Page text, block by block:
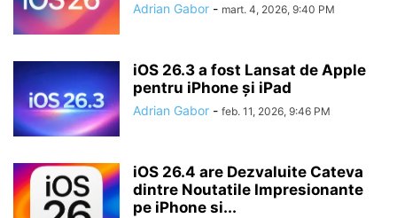
Adrian Gabor - mart. 4, 2026, 9:40 PM
iOS 26.3 a fost Lansat de Apple
pentru iPhone și iPad
Adrian Gabor - feb. 11, 2026, 9:46 PM
iOS 26.4 are Dezvaluite Cateva
dintre Noutatile Impresionante
pe iPhone si...